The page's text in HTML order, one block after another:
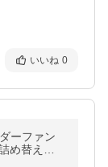
いいね 0
ーファン
め替え用